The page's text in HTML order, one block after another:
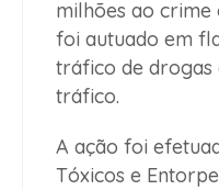
milhões ao crime
foi autuado em
tráfico de drogas
tráfico.
A ação foi
Tóxicos e